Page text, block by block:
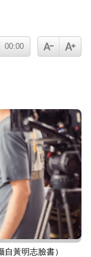
00:00
黃明志臉書）